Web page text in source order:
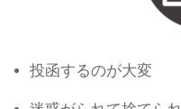
投函するのが大変